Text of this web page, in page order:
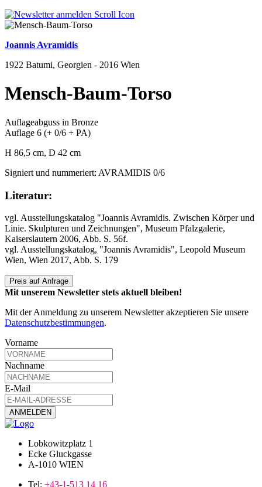
Joannis Avramidis
1922 Batumi, Georgien - 2016 Wien
Mensch-Baum-Torso
Auflageabguss in Bronze
Auflage 6 (+ 0/6 + PA)
H 86,5 cm, D 42 cm
Signiert und nummeriert: AVRAMIDIS 0/6
Literatur:
vgl. Ausstellungskatalog "Joannis Avramidis. Zwischen Körper und
Linie. Skulpturen und Zeichnungen", Museum Pfalzgalerie,
Kaiserslautern 2006, Abb. S. 56f.
vgl. Ausstellungskatalog, "Joannis Avramidis", Leopold Museum
Wien, Wien 2017, Abb. S. 179
Preis auf Anfrage
Mit unserem Newsletter stets aktuell bleiben!
Mit der Anmeldung zu unserem Newsletter akzeptieren Sie unsere
Datenschutzbestimmungen.
Vorname
Nachname
E-Mail
Lobkowitzplatz 1
Ecke Gluckgasse
A-1010 WIEN
Tel: +43-1-513 14 16